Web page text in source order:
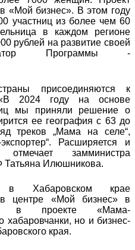
«Мой бизнес». В этом году
участниц из более чем 60
в каждом регионе
рублей на развитие своей
Программы -
присоединяются к
2024 году на основе
мы приняли решение о
ее география с 63 до
треков „Мама на селе“,
Расширяется и
замминистра
Татьяна Илюшникова.
в Хабаровском крае
центре «Мой бизнес» в
в проекте «Мама-
хабаровчанки, но и бизнес-
края.